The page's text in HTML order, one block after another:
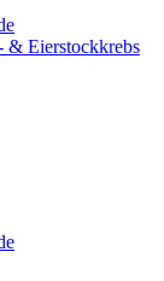
& Eierstockkrebs